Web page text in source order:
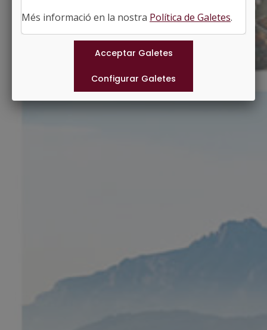
#PEDRETIMARZA
Municipis
Més informació en la nostra Política de Galetes.